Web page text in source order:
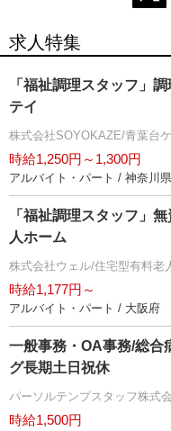
求人特集
「福祉調理スタッフ」
テイ
株式会社SOYOKAZE/青葉台
時給1,250円～1,300円
アルバイト・パート / 神奈川県
「福祉調理スタッフ」
人ホーム
株式会社ウェル/住宅型有料老
時給1,177円～
アルバイト・パート / 大阪府
一般事務・OA事務/総合
グ長期土日祝休
パーソルテンプスタッフ株式
時給1,500円